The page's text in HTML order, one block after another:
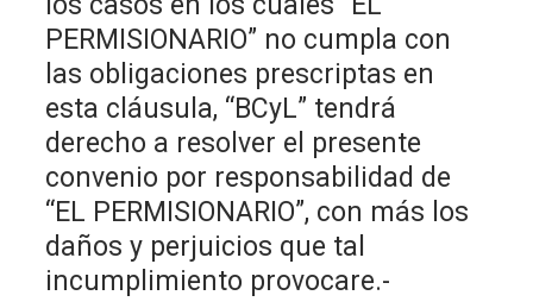
PERMISIONARIO” no cumpla con
las obligaciones prescriptas en
esta cláusula, “BCyL” tendrá
derecho a resolver el presente
convenio por responsabilidad de
“EL PERMISIONARIO”, con más los
daños y perjuicios que tal
incumplimiento provocare.-